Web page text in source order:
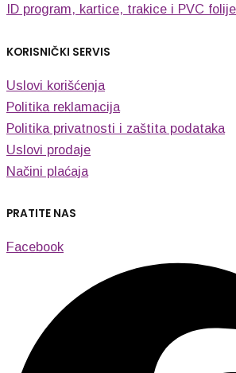
ID program, kartice, trakice i PVC folije
KORISNIČKI SERVIS
Uslovi korišćenja
Politika reklamacija
Politika privatnosti i zaštita podataka
Uslovi prodaje
Načini plaćaja
PRATITE NAS
Facebook